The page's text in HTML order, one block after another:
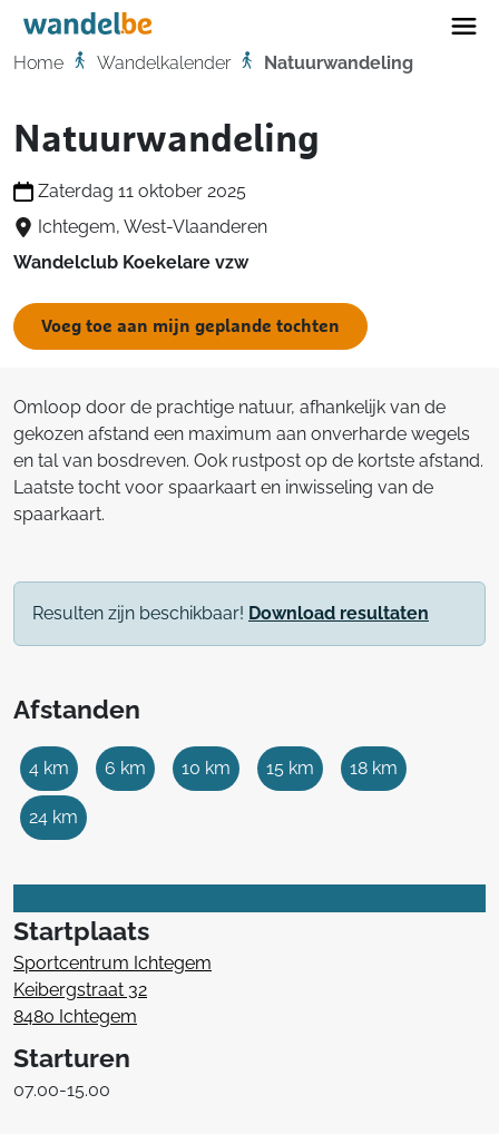
Home
Home Wandelkalender Natuurwandeling
Natuurwandeling
Zaterdag 11 oktober 2025
Ichtegem, West-Vlaanderen
Wandelclub Koekelare vzw
Voeg toe aan mijn geplande tochten
Omloop door de prachtige natuur, afhankelijk van de
gekozen afstand een maximum aan onverharde wegels
en tal van bosdreven. Ook rustpost op de kortste afstand.
Laatste tocht voor spaarkaart en inwisseling van de
spaarkaart.
Resulten zijn beschikbaar! Download resultaten
Afstanden
4 km 6 km 10 km 15 km 18 km
24 km
Startplaats
Sportcentrum Ichtegem
Keibergstraat 32
8480 Ichtegem
Starturen
07.00-15.00